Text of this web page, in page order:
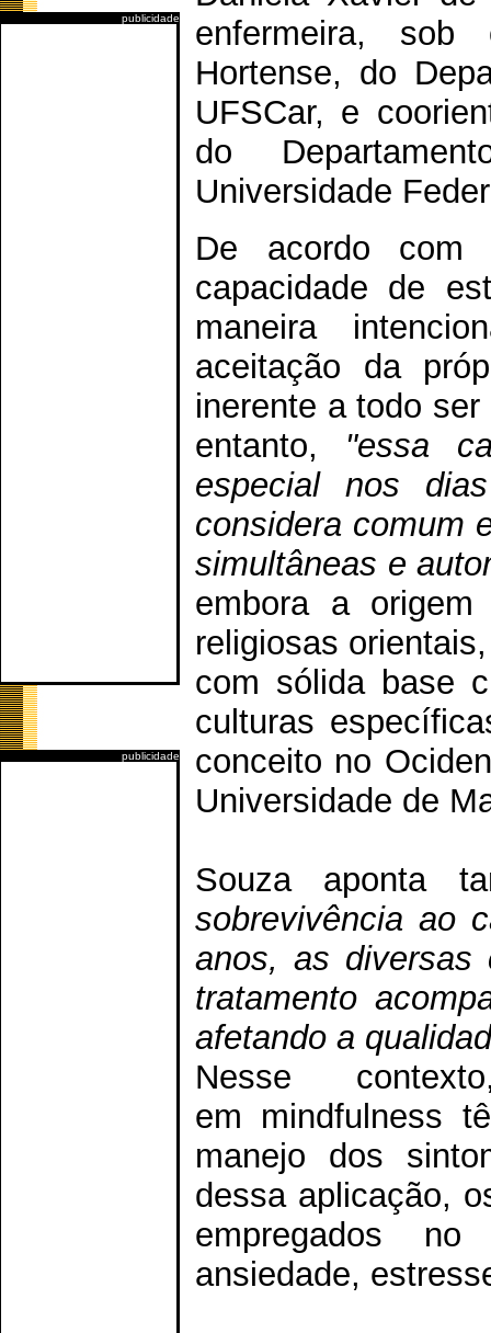
publicidade
publicidade
enfermeira, sob
Hortense, do
UFSCar, e
do
Universidade
De acordo com
capacidade de
maneira
aceitação da
inerente a todo
entanto, "essa
especial nos
considera comum
simultâneas e
embora a
religiosas
com sólida base
culturas
conceito no
Universidade de
Souza aponta
sobrevivência ao
anos, as diversas
tratamento
afetando a
Nesse
em mindfulness
manejo dos
dessa aplicação,
empregados
ansiedade,